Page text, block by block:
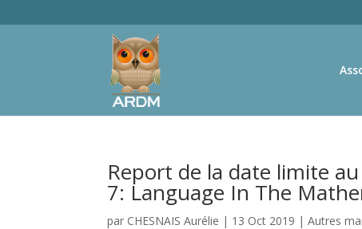
Report de la date limite
7: Language In The
par CHESNAIS Aurélie | 13 Oct 2019 |Autres